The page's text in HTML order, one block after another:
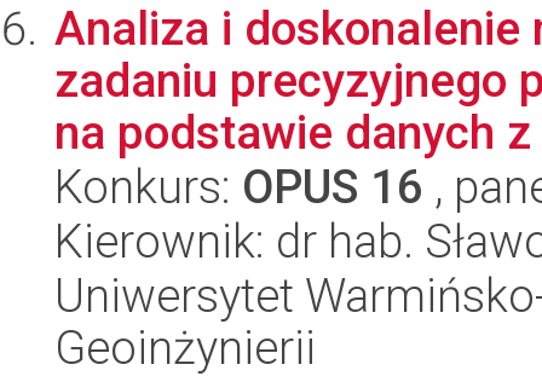
Analiza i
zadaniu precyzyjnego
na podstawie danych
Konkurs: OPUS 16 ,
Kierownik: dr hab.
Uniwersytet
Geoinżynierii